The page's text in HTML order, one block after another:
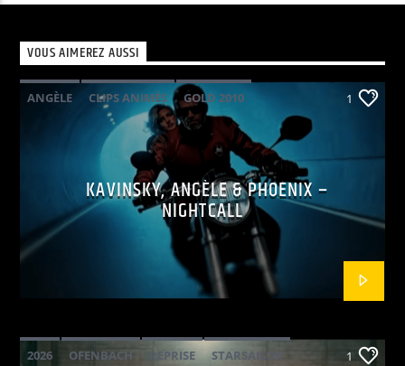
VOUS AIMEREZ AUSSI
ANGÈLE CLIPS ANIMÉS
GOLD 2010
PHOENIX POP ELECTRO
1
KAVINSKY, ANGÈLE & PHOENIX –
NIGHTCALL
2026 OFENBACH REPRISE STARSAILOR 1